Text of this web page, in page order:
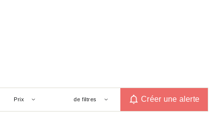
Prix de filtres Créer une alerte